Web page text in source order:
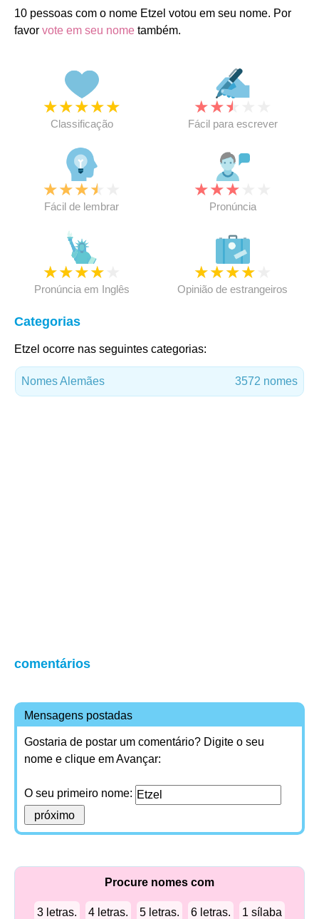
10 pessoas com o nome Etzel votou em seu nome. Por
favor vote em seu nome também.
★★★★★
Classificação
★★★
Fácil para escrever
★★★★
Fácil de lembrar
★★★
Pronúncia
★★★★
Pronúncia em Inglês
★★★★
Opinião de estrangeiros
Categorias
Etzel ocorre nas seguintes categorias:
Nomes Alemães 3572 nomes
comentários
Mensagens postadas
Gostaria de postar um comentário? Digite o seu
nome e clique em Avançar:
O seu primeiro nome:
Procure nomes com
3 letras. 4 letras. 5 letras. 6 letras. 1 sílaba